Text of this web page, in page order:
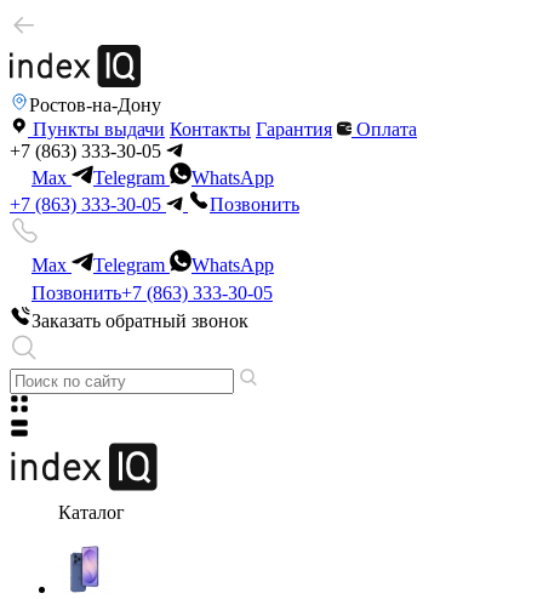
Ростов-на-Дону
Пункты выдачи Контакты Гарантия
Оплата
+7 (863) 333-30-05
Max
Telegram
WhatsApp
+7 (863) 333-30-05
Позвонить
Max Telegram
WhatsApp
Позвонить+7 (863) 333-30-05
Заказать обратный звонок
Каталог